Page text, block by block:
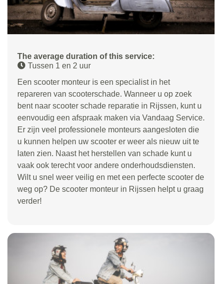
The average duration of this service:
Tussen 1 en 2 uur
Een scooter monteur is een specialist in het
repareren van scooterschade. Wanneer u op zoek
bent naar scooter schade reparatie in Rijssen, kunt u
eenvoudig een afspraak maken via Vandaag Service.
Er zijn veel professionele monteurs aangesloten die
u kunnen helpen uw scooter er weer als nieuw uit te
laten zien. Naast het herstellen van schade kunt u
vaak ook terecht voor andere onderhoudsdiensten.
Wilt u snel weer veilig en met een perfecte scooter de
weg op? De scooter monteur in Rijssen helpt u graag
verder!